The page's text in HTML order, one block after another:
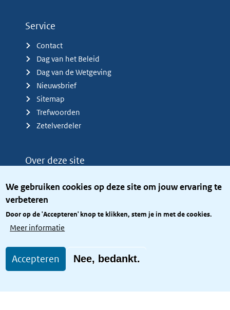
We gebruiken cookies op deze site om jouw ervaring te
verbeteren
Door op de 'Accepteren' knop te klikken, stem je in met de cookies.
Meer informatie
Accepteren Nee, bedankt.
Service
Contact
Dag van het Beleid
Dag van de Wetgeving
Nieuwsbrief
Sitemap
Trefwoorden
Zetelverdeler
Over deze site
Privacy
Toegang site openbaar
Toegankelijkheid